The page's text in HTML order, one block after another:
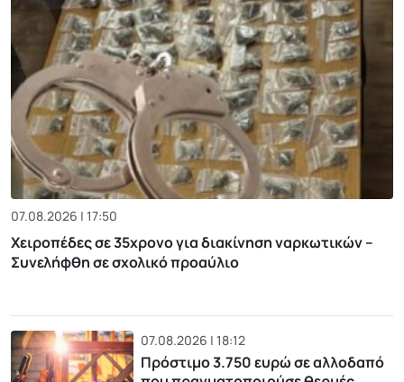
07.08.2026 | 17:50
Χειροπέδες σε 35χρονο για διακίνηση ναρκωτικών –
Συνελήφθη σε σχολικό προαύλιο
07.08.2026 | 18:12
Πρόστιμο 3.750 ευρώ σε αλλοδαπό